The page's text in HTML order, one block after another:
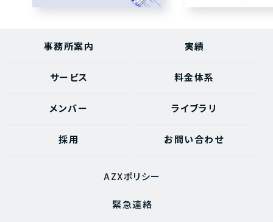
事務所案内 実績
サービス 料金体系
メンバー ライブラリ
採用 お問い合わせ
AZXポリシー
緊急連絡